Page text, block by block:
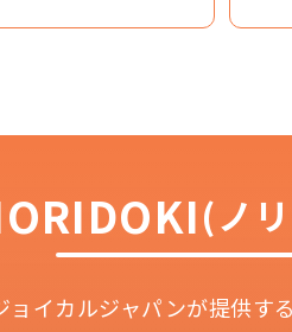
(ノ
ョイカルジャパンが提供する